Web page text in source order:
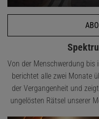
Von der Menschwerdung bis
berichtet alle zwei Monate
der Vergangenheit und
ungelösten Rätsel unserer